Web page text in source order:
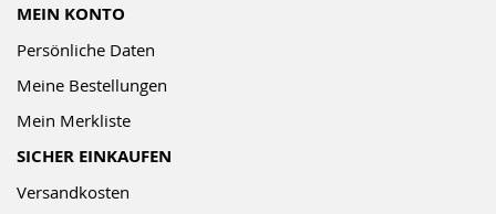
MEIN KONTO
Persönliche Daten
Meine Bestellungen
Mein Merkliste
SICHER EINKAUFEN
Versandkosten